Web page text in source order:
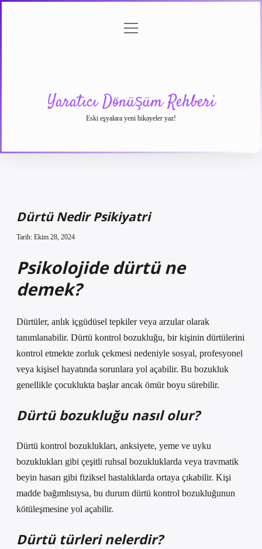
menüyü
Yaratıcı Dönüşüm Rehberi
Eski eşyalara yeni hikayeler yaz!
Dürtü Nedir Psikiyatri
Tarih: Ekim 28, 2024
Psikolojide dürtü ne
demek?
Dürtüler, anlık içgüdüsel tepkiler veya arzular olarak
tanımlanabilir. Dürtü kontrol bozukluğu, bir kişinin dürtülerini
kontrol etmekte zorluk çekmesi nedeniyle sosyal, profesyonel
veya kişisel hayatında sorunlara yol açabilir. Bu bozukluk
genellikle çocuklukta başlar ancak ömür boyu sürebilir.
Dürtü bozukluğu nasıl olur?
Dürtü kontrol bozuklukları, anksiyete, yeme ve uyku
bozuklukları gibi çeşitli ruhsal bozukluklarda veya travmatik
beyin hasarı gibi fiziksel hastalıklarda ortaya çıkabilir. Kişi
madde bağımlısıysa, bu durum dürtü kontrol bozukluğunun
kötüleşmesine yol açabilir.
Dürtü türleri nelerdir?